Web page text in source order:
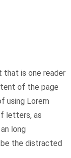
is one reader
of the page
using Lorem
letters, as
long
the distracted